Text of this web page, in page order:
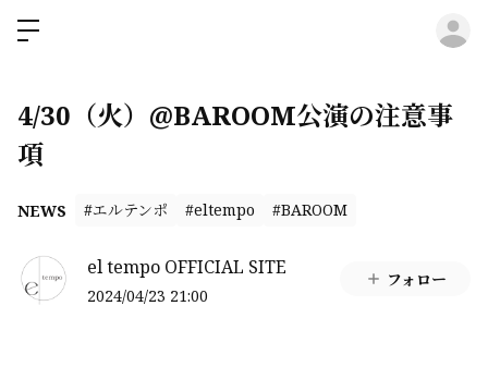
4/30（火）@BAROOM公演の注意事
項
NEWS #エルテンポ #eltempo #BAROOM
el tempo OFFICIAL SITE
2024/04/23 21:00
フォロー